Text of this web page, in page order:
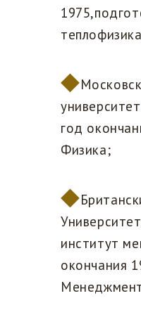
год
Физика;
институт
окончания